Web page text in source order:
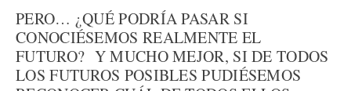
PERO… ¿QUÉ PODRÍA PASAR SI
CONOCIÉSEMOS REALMENTE EL
FUTURO? Y MUCHO MEJOR, SI DE TODOS
LOS FUTUROS POSIBLES PUDIÉSEMOS